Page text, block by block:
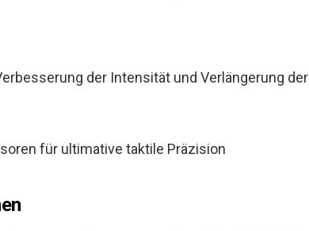
der Intensität und Verlängerung der
für ultimative taktile Präzision